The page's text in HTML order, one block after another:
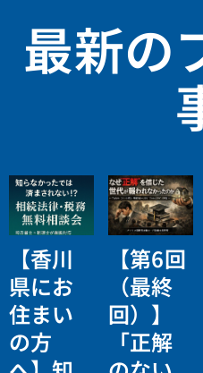
最新の
【香川
県にお
住まい
の方
【第6回
（最終
回）】
「正解